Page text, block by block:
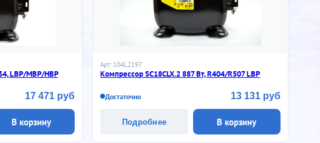
LBP/MBP/HBP
17 471 руб
В корзину
Арт: 104L2197
Компрессор SC18CLX.2 887 Вт, R404/R507 LBP
Достаточно 13 131 руб
Подробнее В корзину